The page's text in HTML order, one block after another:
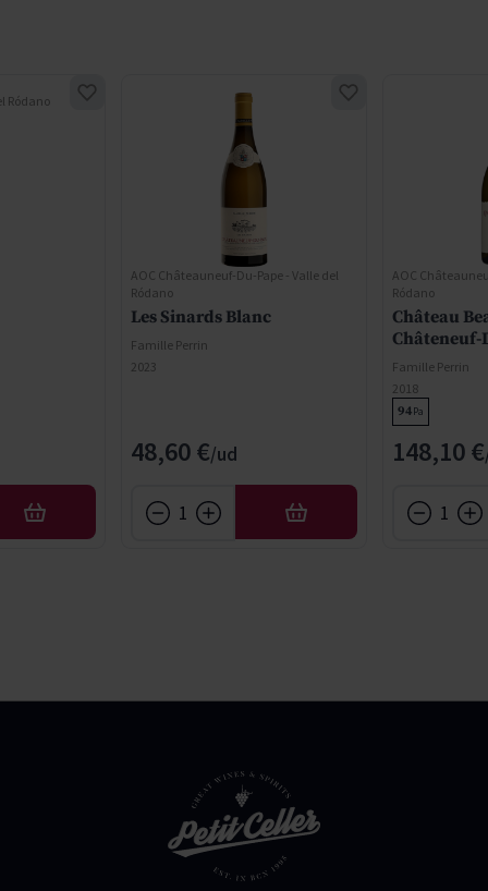
Ródano
AÑADIR
AOC Châteauneuf-Du-Pape - Valle del
Ródano
Les Sinards Blanc
Famille Perrin
2023
48,60 €
AÑADIR
AOC
Ródano
Château
Châteneuf-
Famille Perrin
2018
94Pa
148,10 €